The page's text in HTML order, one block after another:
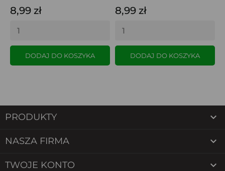
8,99 zł
DODAJ DO KOSZYKA
8,99 zł
DODAJ DO KOSZYKA
PRODUKTY 
NASZA FIRMA 
TWOJE KONTO 